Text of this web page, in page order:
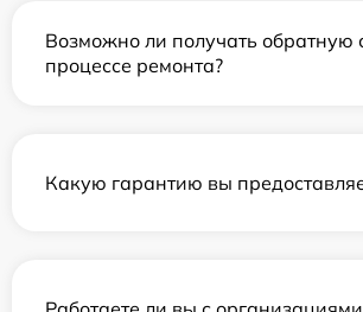
Возможно ли получать обратную
процессе ремонта?
Какую гарантию вы